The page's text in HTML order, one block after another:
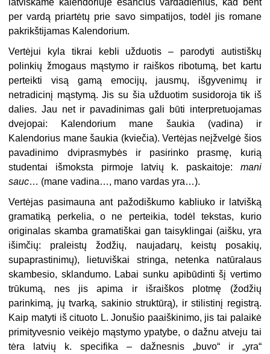
latviškame kalendoriuje esančius vardadienius, kad bent
per vardą priartėtų prie savo simpatijos, todėl jis romane
pakrikštijamas Kalendorium.
Vertėjui kyla tikrai kebli užduotis – parodyti autistiškų
polinkių žmogaus mąstymo ir raiškos ribotumą, bet kartu
perteikti visą gamą emocijų, jausmų, išgyvenimų ir
netradicinį mąstymą. Jis su šia užduotim susidoroja tik iš
dalies. Jau net ir pavadinimas gali būti interpretuojamas
dvejopai: Kalendorium mane šaukia (vadina) ir
Kalendorius mane šaukia (kviečia). Vertėjas neįžvelgė šios
pavadinimo dviprasmybės ir pasirinko prasmę, kurią
studentai išmoksta pirmoje latvių k. paskaitoje: mani
sauc… (mane vadina…, mano vardas yra…).
Vertėjas pasimauna ant pažodiškumo kabliuko ir latvišką
gramatiką perkelia, o ne perteikia, todėl tekstas, kurio
originalas skamba gramatiškai gan taisyklingai (aišku, yra
išimčių: praleistų žodžių, naujadarų, keistų posakių,
supaprastinimų), lietuviškai stringa, netenka natūralaus
skambesio, sklandumo. Labai sunku apibūdinti šį vertimo
trūkumą, nes jis apima ir išraiškos plotmę (žodžių
parinkimą, jų tvarką, sakinio struktūrą), ir stilistinį registrą.
Kaip matyti iš cituoto L. Jonušio paaiškinimo, jis tai palaikė
primityvesnio veikėjo mąstymo ypatybe, o dažnu atveju tai
tėra latvių k. specifika – dažnesnis „buvo“ ir „yra“